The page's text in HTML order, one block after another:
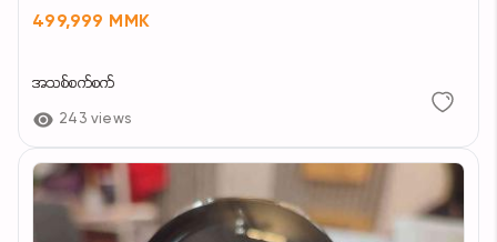
499,999 MMK
အသစ်စက်စက်
243 views